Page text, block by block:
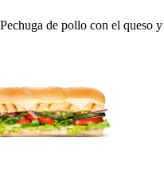
Pechuga de pollo con el queso